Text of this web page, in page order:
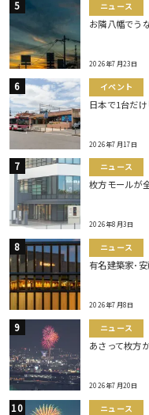
ニュース
お隣八幡でう
2026年7月23日
イベント
日本で1台だ
2026年7月17日
ニュース
枚方モールが
2026年8月3日
ニュース
有名建築家･
2026年7月8日
ニュース
あさって枚方
2026年7月20日
ニュース